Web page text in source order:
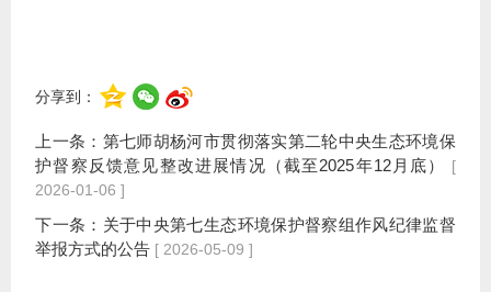
分享到：
上一条： 第七师胡杨河市贯彻落实第二轮中央生态环境保
护督察反馈意见整改进展情况（截至2025年12月底）
[
2026-01-06 ]
下一条： 关于中央第七生态环境保护督察组作风纪律监督
举报方式的公告 [ 2026-05-09 ]